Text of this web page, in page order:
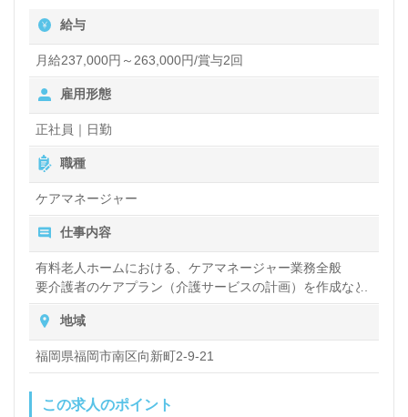
ジ、キャリアアップを実現させたい』『一緒に働く仲
間たちとモチベーション高く仕事をしたい』『環境を
変えて働きたい』等の方も大歓迎です！働き方や選考
フロー等、担当コンサルタントよりご案内します。お
問い合わせも遠慮なくお願いします。
医療/福祉業界の正社員/パート求人探しは【ウィルオ
ブ介護】＊求人情報収集、将来的に検討の方も遠慮な
く＊
LINE、メール、お電話などご希望に応じてお問い合
わせ/ご相談可能です。転職相談、求人紹介、年収交
渉など完全無料サービスをご利用いただけます。＜非
転職活動！お問い合わせお待ちしております。
給与
月給237,000円～263,000円/賞与2回
雇用形態
正社員｜日勤
職種
ケアマネージャー
仕事内容
有料老人ホームにおける、ケアマネージャー業務全般
要介護者のケアプラン（介護サービスの計画）を作成など
地域
福岡県福岡市南区向新町2-9-21
この求人のポイント